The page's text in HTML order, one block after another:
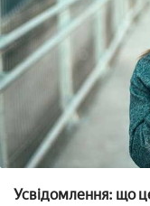
Усвідомлення: що